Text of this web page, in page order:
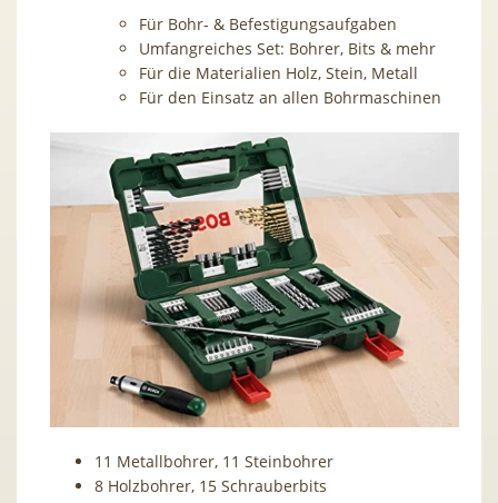
Für Bohr- & Befestigungsaufgaben
Umfangreiches Set: Bohrer, Bits & mehr
Für die Materialien Holz, Stein, Metall
Für den Einsatz an allen Bohrmaschinen
11 Metallbohrer, 11 Steinbohrer
8 Holzbohrer, 15 Schrauberbits